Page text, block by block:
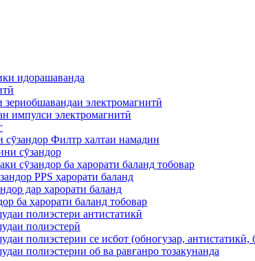
идорашаванда
электромагнитӣ
импулси электромагнитӣ
Филтр халтаи намадин
сӯзандор
сӯзандор ба ҳарорати баланд тобовар
PPS ҳарорати баланд
дар ҳарорати баланд
ба ҳарорати баланд тобовар
полиэстери антистатикӣ
полиэстерӣ
полиэстерии се исбот (обногузар, антистатикӣ,
полиэстерии об ва равғанро тозакунанда